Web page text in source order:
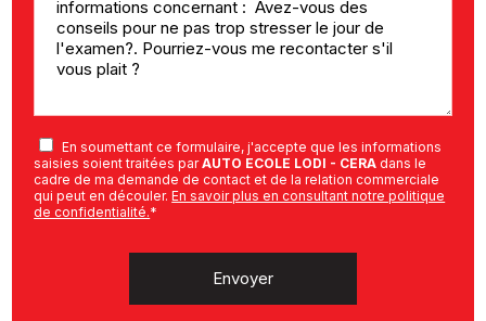
En soumettant ce formulaire, j'accepte que les informations
saisies soient traitées parAUTO ECOLE LODI - CERA dans le
cadre de ma demande de contact et de la relation commerciale
qui peut en découler.En savoir plus en consultant notre politique
de confidentialité.*